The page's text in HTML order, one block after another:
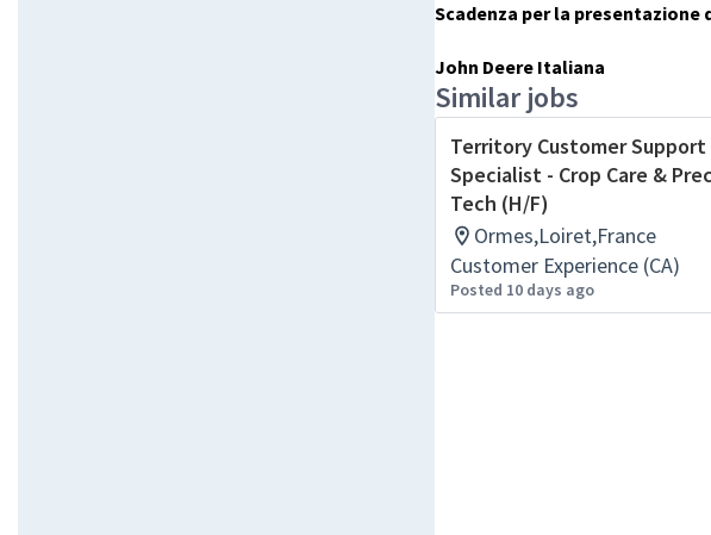
Scadenza per la presentazione
John Deere Italiana
Similar jobs
Territory Customer Support
Specialist - Crop Care &
Tech (H/F)
Ormes,Loiret,France
Customer Experience (CA)
Posted 10 days ago